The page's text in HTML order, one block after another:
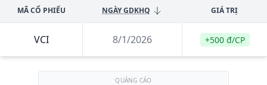
MÃ CỔ PHIẾU NGÀY GDKHQ GIÁ TRỊ
VCI 8/1/2026 +500 đ/CP
QUẢNG CÁO